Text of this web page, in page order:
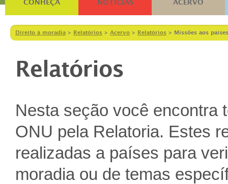
CONHEÇA NOTÍCIAS ACERVO
Direito à moradia > Relatórios > Acervo > Relatórios > Missões aos países
Relatórios
Nesta seção você encontra
ONU pela Relatoria. Estes
realizadas a países para
moradia ou de temas